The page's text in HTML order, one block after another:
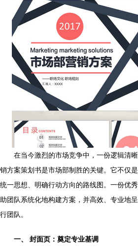
在当今激烈的市场竞争中，一份逻辑清
销方案策划书是市场部制胜的关键。它不仅
统一思想、明确行动方向的路线图。一份优
助团队系统化地构建方案，并高效、专业地
行团队。
一、 封面页：奠定专业基调